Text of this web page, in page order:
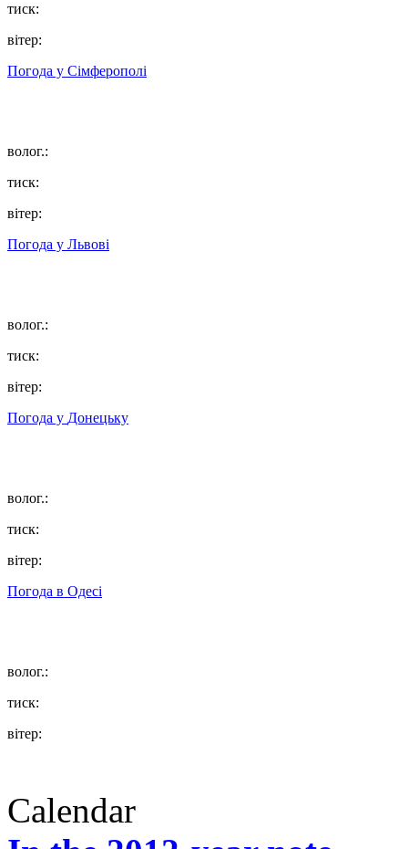
тиск:
вітер:
Погода у Сімферополі
волог.:
тиск:
вітер:
Погода у Львові
волог.:
тиск:
вітер:
Погода у Донецьку
волог.:
тиск:
вітер:
Погода в Одесі
волог.:
тиск:
вітер:
Calendar